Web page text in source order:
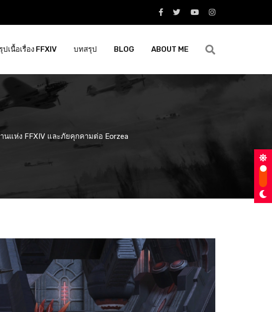
ร
ปเนื้อเรื่อง FFXIV บทสรุป BLOG ABOUT ME
นแห่ง FFXIV และภัยคุกคามต่อ Eorzea